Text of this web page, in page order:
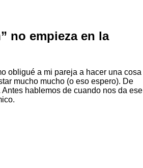
no empieza en la
obligué a mi pareja a hacer una cosa
mucho mucho (o eso espero). De
hablemos de cuando nos da ese